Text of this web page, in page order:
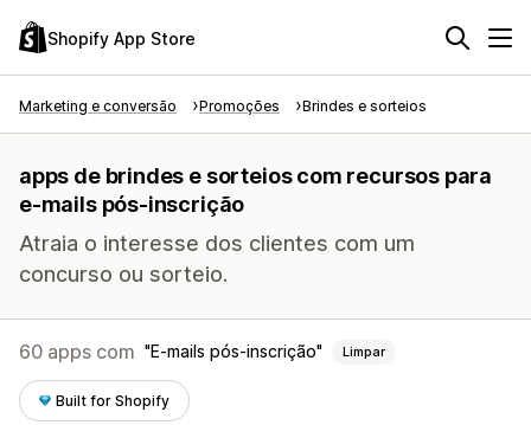
Shopify App Store
Marketing e conversão Promoções Brindes e sorteios
apps de brindes e sorteios com recursos para
e-mails pós-inscrição
Atraia o interesse dos clientes com um
concurso ou sorteio.
60 apps com E-mails pós-inscrição Limpar
Built for Shopify